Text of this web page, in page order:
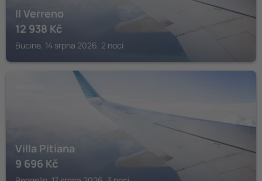
Il Verreno
12 938 Kč
Bucine, 14 srpna 2026, 2 noci
Villa Pitiana
9 696 Kč